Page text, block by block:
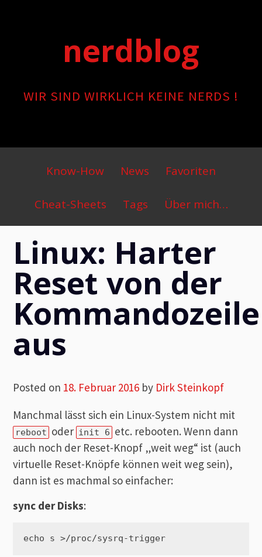
nerdblog
WIR SIND WIRKLICH KEINE NERDS !
Primary
Menu
Know-How News Favoriten
Cheat-Sheets Tags Über mich…
Linux: Harter
Reset von der
Kommandozeile
aus
Posted on 18. Februar 2016 by Dirk Steinkopf
Manchmal lässt sich ein Linux-System nicht mit
reboot oder init 6 etc. rebooten. Wenn dann
auch noch der Reset-Knopf „weit weg“ ist (auch
virtuelle Reset-Knöpfe können weit weg sein),
dann ist es machmal so einfacher:
sync der Disks: